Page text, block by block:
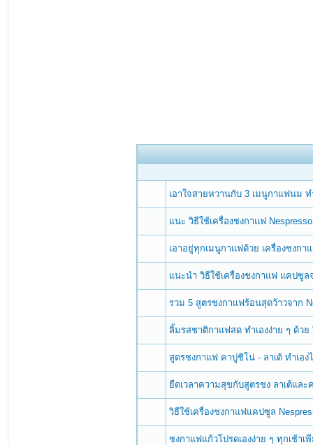
เอาใจสายหวานกับ 3 เมนูกาแฟนม
แนะ วิธีใช้เครื่องชงกาแฟ
เอาอยู่ทุกเมนูกาแฟด้วย เครื่องชงก
แนะนำ วิธีใช้เครื่องชงกาแฟ แคปซูล
รวม 5 สูตรชงกาแฟร้อนสุดว้าวจาก
ลิ้มรสชาติกาแฟสด ทำเองง่าย ๆ ด้ว
สูตรชงกาแฟ คาปูชิโน่ - ลาเต้ ทำเอ
ยืดเวลาความสุขกับสูตรชง ลาเต้แล
วิธีใช้เครื่องชงกาแฟแคปซูล
ชงกาแฟแก้วโปรดเองง่าย ๆ ทุกเช้าเ